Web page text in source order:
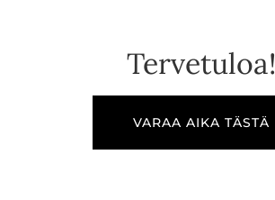
Tervetuloa!
VARAA AIKA TÄSTÄ